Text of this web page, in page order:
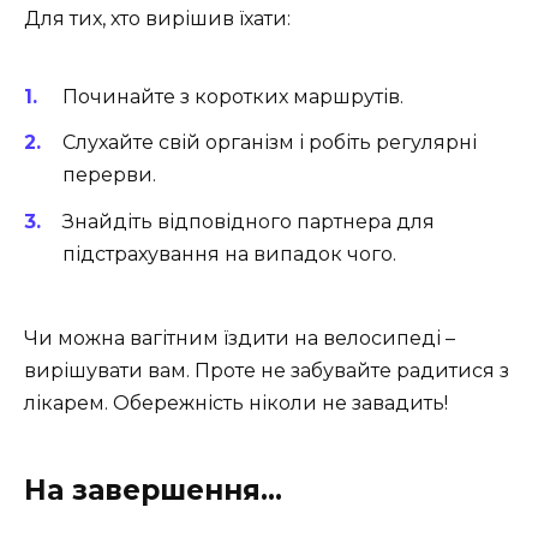
Для тих, хто вирішив їхати:
Починайте з коротких маршрутів.
Слухайте свій організм і робіть регулярні
перерви.
Знайдіть відповідного партнера для
підстрахування на випадок чого.
Чи можна вагітним їздити на велосипеді –
вирішувати вам. Проте не забувайте радитися з
лікарем. Обережність ніколи не завадить!
На завершення…